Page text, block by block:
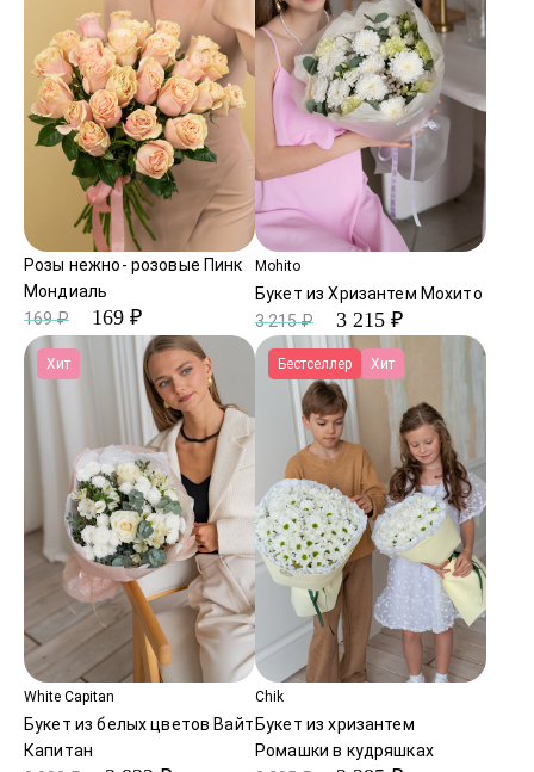
Розы нежно- розовые Пинк
Мондиаль
169 ₽
169 ₽
Mohito
Букет из Хризантем Мохито
3 215 ₽
3 215 ₽
Хит
White Capitan
Букет из белых цветов Вайт
Капитан
Бестселлер Хит
Chik
Букет из хризантем
Ромашки в кудряшках